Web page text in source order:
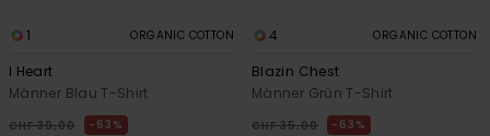
1 ORGANIC COTTON
I Heart
Männer Blau T-Shirt
CHF 39,00 63%
4 ORGANIC COTTON
Blazin Chest
Männer Grün T-Shirt
CHF 35,00 63%